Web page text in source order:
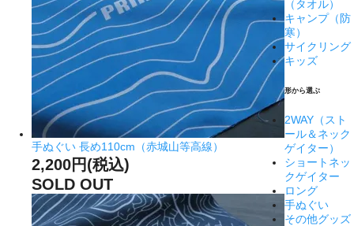
手ぬぐい 長め110cm（赤城山等高線）
2,200円(税込)
SOLD OUT
（タオル）
キャンプ（防
寒）
サイクリング
キッズ
形から選ぶ
2WAY（スト
ール＆ネック
ゲイター）
ショートネッ
クゲイター
ロング
手ぬぐい
その他グッズ